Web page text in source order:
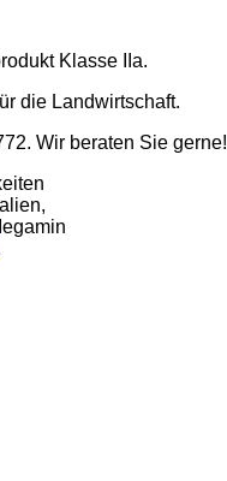
Klasse IIa.
die Landwirtschaft.
Wir beraten Sie gerne!